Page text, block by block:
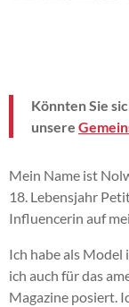
Könnten Sie
unsere
Mein Name ist
18. Lebensjahr
Influencerin auf
Ich habe als Model
ich auch für das
Magazine posiert.